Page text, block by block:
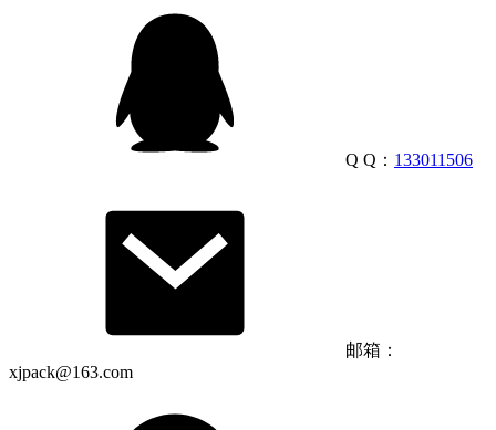
Q Q： 133011506
邮箱：
xjpack@163.com